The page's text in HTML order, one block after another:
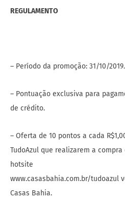
REGULAMENTO
– Período da promoção: 31/10/2019.
– Pontuação exclusiva para
de crédito.
– Oferta de 10 pontos a cada
TudoAzul que realizarem a
hotsite
www.casasbahia.com.br/tudoazul
Casas Bahia.